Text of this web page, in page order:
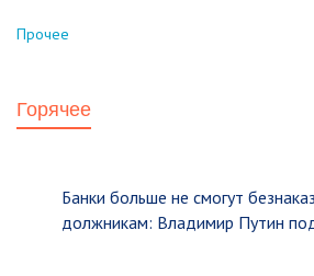
Прочее
Горячее
Банки больше не смогут
должникам: Владимир Путин